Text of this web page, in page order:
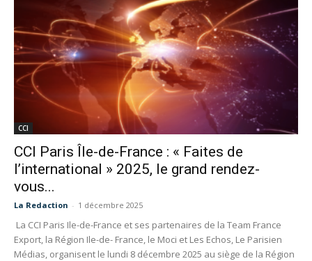
CCI
CCI Paris Île-de-France : « Faites de
l’international » 2025, le grand rendez-
vous...
La Redaction - 1 décembre 2025
La CCI Paris Ile-de-France et ses partenaires de la Team France
Export, la Région Ile-de- France, le Moci et Les Echos, Le Parisien
Médias, organisent le lundi 8 décembre 2025 au siège de la Région